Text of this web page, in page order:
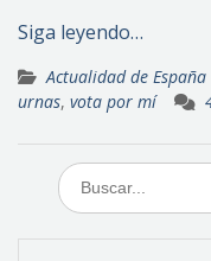
Siga leyendo…
Actualidad de España
urnas, vota por mí
Buscar: